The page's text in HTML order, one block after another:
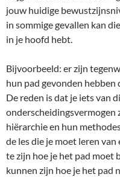
jouw huidige
in sommige gevallen kan
in je hoofd hebt.
Bijvoorbeeld: er zijn
hun pad gevonden hebben
De reden is dat je iets van
onderscheidingsvermogen
hiërarchie en hun
de les die je moet leren
te zijn hoe je het pad moet
kunnen zijn hoe je het pad